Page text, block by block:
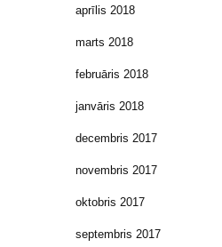
aprīlis 2018
marts 2018
februāris 2018
janvāris 2018
decembris 2017
novembris 2017
oktobris 2017
septembris 2017